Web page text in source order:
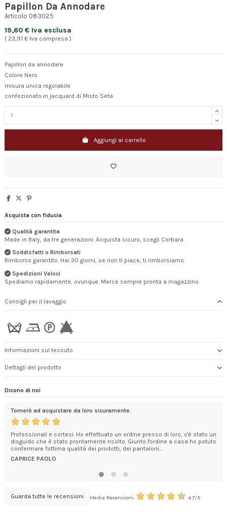
Papillon Da Annodare
Articolo 083025
19,60 € Iva esclusa
( 23,91 € Iva compresa )
Papillon da annodare
Colore Nero
misura unica regolabile
confezionato in jacquard di Misto Seta
Aggiungi al carrello
Acquista con fiducia
Qualità garantita
Made in Italy, da tre generazioni. Acquista sicuro, scegli Corbara
Soddisfatti o Rimborsati
Rimborso garantito. Hai 30 giorni, se non ti piace, ti rimborsiamo
Spedizioni Veloci
Spediamo rapidamente, ovunque. Merce sempre pronta a magazzino.
Consigli per il lavaggio
Informazioni sul tessuto
Dettagli del prodotto
Dicono di noi
Tornerò ad acquistare da loro sicuramente.
Professionali e cortesi. Ho effettuato un ordine presso di loro, c'é stato un
disguido che è stato prontamente risolto. Giunto l'ordine a casa ho potuto
confermare l'ottima qualità dei prodotti, dei pantaloni...
CAPRICE PAOLO
Guarda tutte le recensioni Media Recensioni: 4.7/5